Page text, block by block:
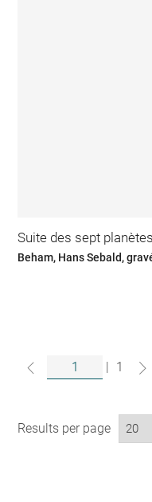
Suite des sept
Beham, Hans Sebald,
| 1
Results per page